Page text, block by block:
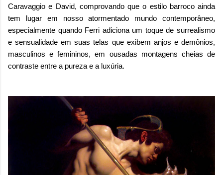
Caravaggio e David, comprovando que o estilo barroco ainda
tem lugar em nosso atormentado mundo contemporâneo,
especialmente quando Ferri adiciona um toque de surrealismo
e sensualidade em suas telas que exibem anjos e demônios,
masculinos e femininos, em ousadas montagens cheias de
contraste entre a pureza e a luxúria.